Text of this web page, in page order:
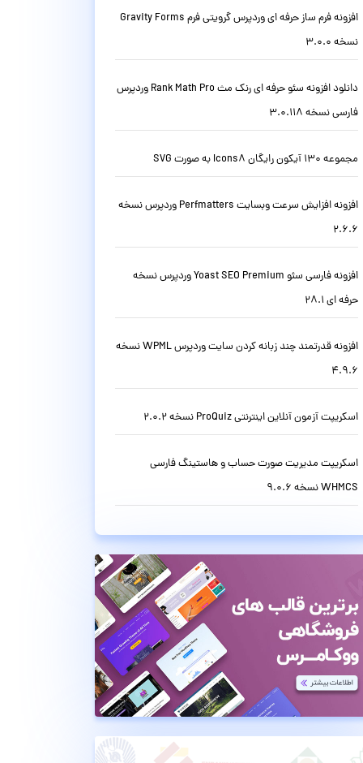
افزونه فرم ساز حرفه ای وردپرس گرویتی فرم Gravity Forms
نسخه 3.0.0
دانلود افزونه سئو حرفه ای رنک مث Rank Math Pro وردپرس
فارسی نسخه 3.0.118
مجموعه 130 آیکون رایگان Icons8 به صورت SVG
افزونه افزایش سرعت وبسایت Perfmatters وردپرس نسخه
2.6.6
افزونه فارسی سئو Yoast SEO Premium وردپرس نسخه
حرفه ای 28.1
افزونه قدرتمند چند زبانه کردن سایت وردپرس WPML نسخه
4.9.6
اسکریپت آزمون آنلاین اینترنتی ProQuiz نسخه 2.0.2
اسکریپت مدیریت صورت حساب و هاستینگ فارسی
WHMCS نسخه 9.0.6